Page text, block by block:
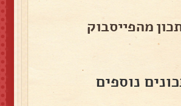
מהפייסבוק
נוספים